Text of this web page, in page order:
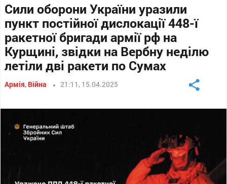
Сили оборони України уразили
пункт постійної дислокації 448-ї
ракетної бригади армії рф на
Курщині, звідки на Вербну неділю
летіли дві ракети по Сумах
Армія, Війна 21:11, 15.04.2025